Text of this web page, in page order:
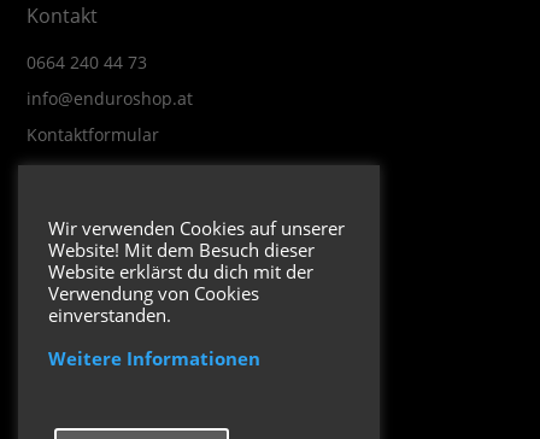
Kontakt
0664 240 44 73
info@enduroshop.at
Kontaktformular
Impressum
Datenschutzerklärung
Folge uns
Wir verwenden Cookies auf unserer
Website! Mit dem Besuch dieser
Website erklärst du dich mit der
Verwendung von Cookies
einverstanden.
Weitere Informationen